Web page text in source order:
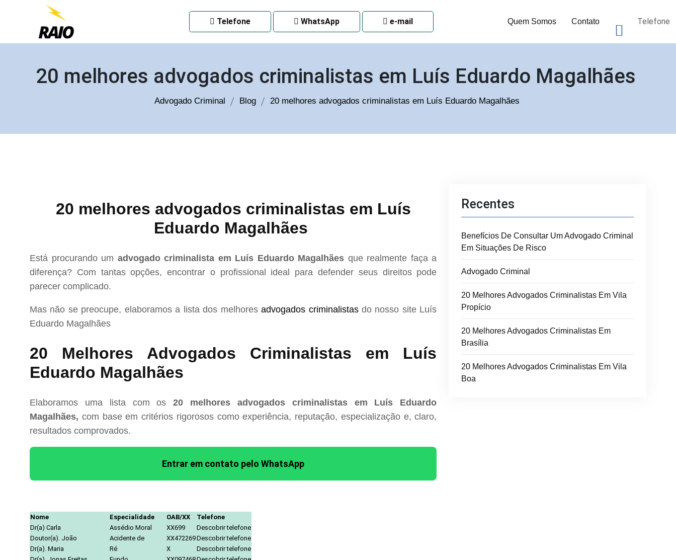
Telefone WhatsApp e-mail Quem Somos Contato Telefone
20 melhores advogados criminalistas em Luís Eduardo Magalhães
Advogado Criminal Blog 20 melhores advogados criminalistas em Luís Eduardo Magalhães
20 melhores advogados criminalistas em Luís
Eduardo Magalhães
Está procurando um advogado criminalista em Luís Eduardo Magalhães que realmente faça a
diferença? Com tantas opções, encontrar o profissional ideal para defender seus direitos pode
parecer complicado.
Mas não se preocupe, elaboramos a lista dos melhoresadvogados criminalistasdo nosso site Luís
Eduardo Magalhães
20 Melhores Advogados Criminalistas em Luís
Eduardo Magalhães
Elaboramos uma lista com os20 melhores advogados criminalistas em Luís Eduardo
Magalhães, com base em critérios rigorosos como experiência, reputação, especialização e, claro,
resultados comprovados.
Entrar em contato pelo WhatsApp
Nome Especialidade OAB/XX
Telefone
Dr(a) Carla
Assédio Moral XX699
Descobrir telefone
Doutor(a). João
Acidente de XX472269Descobrir telefone
Dr(a). Maria
Ré X
Descobrir telefone
Recentes
Benefícios De Consultar Um Advogado Criminal
Em Situações De Risco
Advogado Criminal
20 Melhores Advogados Criminalistas Em Vila
Propício
20 Melhores Advogados Criminalistas Em
Brasília
20 Melhores Advogados Criminalistas Em Vila
Boa